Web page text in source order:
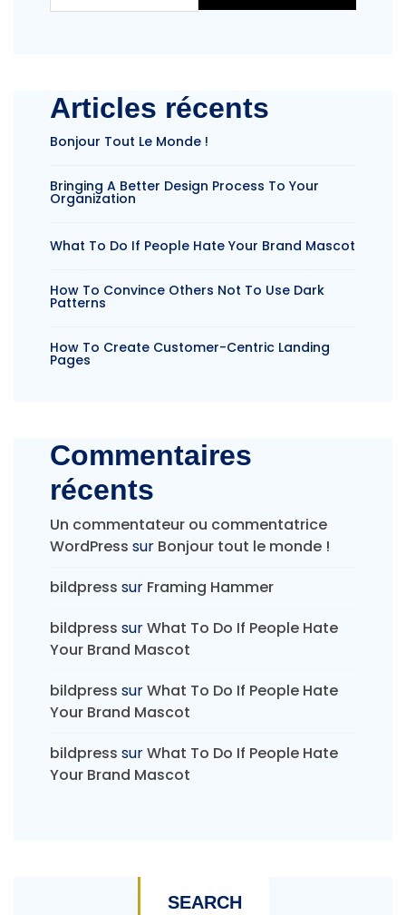
Articles récents
Bonjour Tout Le Monde !
Bringing A Better Design Process To Your
Organization
What To Do If People Hate Your Brand Mascot
How To Convince Others Not To Use Dark
Patterns
How To Create Customer-Centric Landing
Pages
Commentaires
récents
Un commentateur ou commentatrice
WordPress sur Bonjour tout le monde !
bildpress sur Framing Hammer
bildpress surWhat To Do If People Hate
Your Brand Mascot
bildpress surWhat To Do If People Hate
Your Brand Mascot
bildpress surWhat To Do If People Hate
Your Brand Mascot
SEARCH